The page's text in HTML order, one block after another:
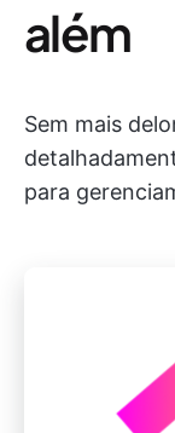
além
Sem mais
para